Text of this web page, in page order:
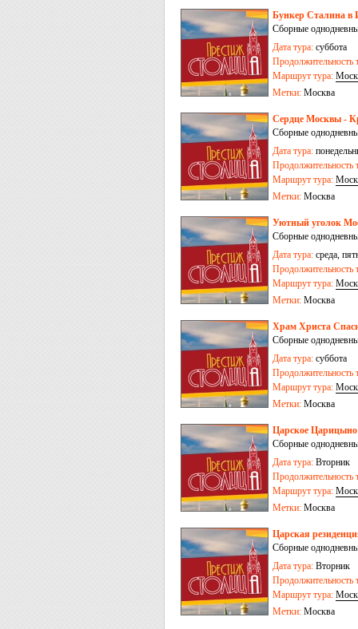
Бункер Сталина в
Сборные
Дата тура: суббота
Продолжительность
Маршрут тура:
Метки: Москва
Сердце Москвы -
Сборные
Дата тура:
Продолжительность
Маршрут тура:
Метки: Москва
Уютный уголок
Сборные
Дата тура: среда,
Продолжительность
Маршрут тура:
Метки: Москва
Храм Христа
Сборные
Дата тура: суббота
Продолжительность
Маршрут тура:
Метки: Москва
Царское Царицыно
Сборные
Дата тура: Вторник
Продолжительность
Маршрут тура:
Метки: Москва
Царская
Сборные
Дата тура: Вторник
Продолжительность
Маршрут тура:
Метки: Москва